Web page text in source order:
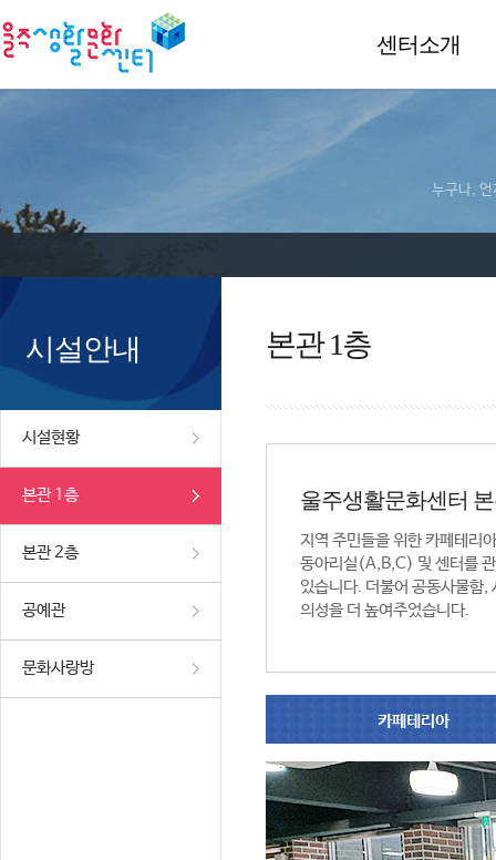
센터소개
누구나, 언
시설안내
시설현황
본관 1층
본관 2층
공예관
문화사랑방
본관 1층
울주생활문화센터
지역 주민들을 위한 카페테리
동아리실(A,B,C) 및 센터를
있습니다. 더불어 공동사물함,
의성을 더 높여주었습니다.
카페테리아